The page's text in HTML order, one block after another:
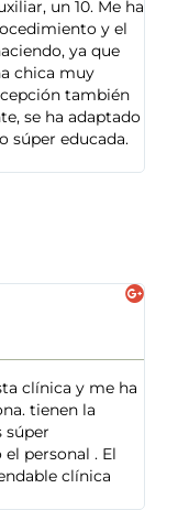
un 10. Me ha
y el
ya que
chica muy
también
se ha adaptado
súper educada.
clínica y me ha
tienen la
súper
personal . El
clínica